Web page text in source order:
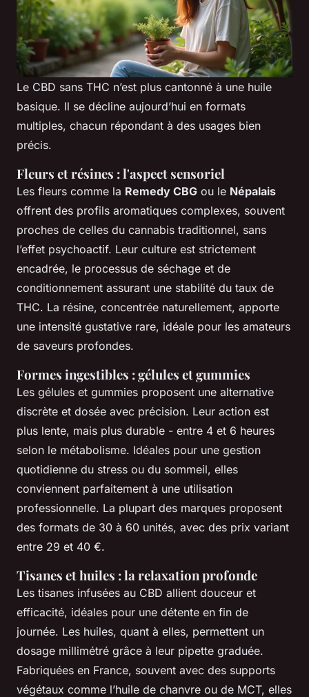
Le CBD sans THC n’est plus cantonné à une huile
basique. Il se décline aujourd’hui en formats
multiples, chacun répondant à des usages bien
précis.
Fleurs et résines : l'aspect sensoriel
Les fleurs comme la Remedy CBG ou le Népalais
offrent des profils aromatiques complexes, souvent
proches de celles du cannabis traditionnel, sans
l’effet psychoactif. Leur culture est strictement
encadrée, le processus de séchage et de
conditionnement assurant une stabilité du taux de
THC. La résine, concentrée naturellement, apporte
une intensité gustative rare, idéale pour les amateurs
de saveurs profondes.
Formes ingestibles : gélules et gummies
Les gélules et gummies proposent une alternative
discrète et dosée avec précision. Leur action est
plus lente, mais plus durable - entre 4 et 6 heures
selon le métabolisme. Idéales pour une gestion
quotidienne du stress ou du sommeil, elles
conviennent parfaitement à une utilisation
professionnelle. La plupart des marques proposent
des formats de 30 à 60 unités, avec des prix variant
entre 29 et 40 €.
Tisanes et huiles : la relaxation profonde
Les tisanes infusées au CBD allient douceur et
efficacité, idéales pour une détente en fin de
journée. Les huiles, quant à elles, permettent un
dosage millimétré grâce à leur pipette graduée.
Fabriquées en France, souvent avec des supports
végétaux comme l’huile de chanvre ou de MCT, elles